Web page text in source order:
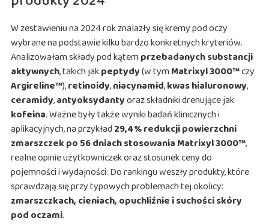
W zestawieniu na 2024 rok znalazły się kremy pod oczy
wybrane na podstawie kilku bardzo konkretnych kryteriów.
Analizowałam składy pod kątemprzebadanych substancji
aktywnych, takich jakpeptydy(w tymMatrixyl 3000™czy
Argireline™),retinoidy,niacynamid,kwas hialuronowy,
ceramidy,antyoksydantyoraz składniki drenujące jak
kofeina. Ważne były także wyniki badań klinicznych i
aplikacyjnych, na przykład 29,4% redukcji powierzchni
zmarszczek po 56 dniach stosowania Matrixyl 3000™,
realne opinie użytkowniczek oraz stosunek ceny do
pojemności i wydajności. Do rankingu weszły produkty, które
sprawdzają się przy typowych problemach tej okolicy:
zmarszczkach, cieniach, opuchliźnie i suchości skóry
pod oczami.